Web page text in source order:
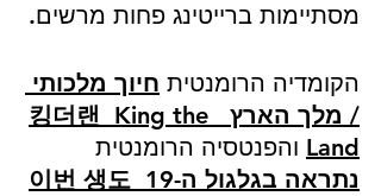
מסתיימות ברייטינג פחות מרשים.
הקומדיה הרומנטית חיוך מלכותי
/ מלך הארץ  킹더랜  King the
Land והפנטסיה הרומנטית
נתראה בגלגול ה-19 이번 생도